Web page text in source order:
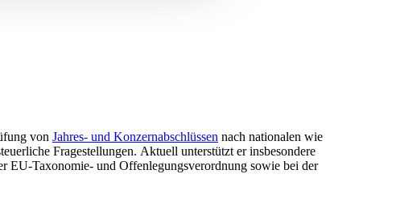
von Jahres- und Konzernabschlüssen nach nationalen wie
Fragestellungen. Aktuell unterstützt er insbesondere
EU-Taxonomie- und Offenlegungsverordnung sowie bei der